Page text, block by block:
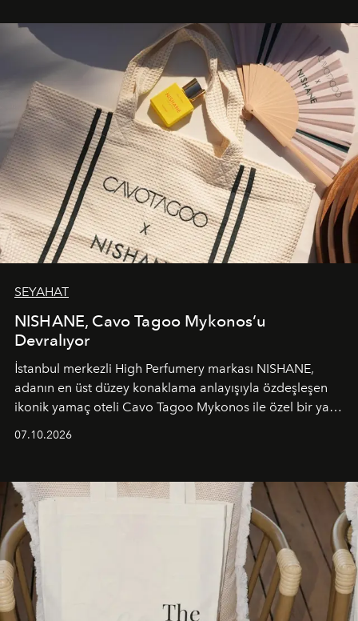
SEYAHAT
NISHANE, Cavo Tagoo Mykonos’u
Devralıyor
İstanbul merkezli High Perfumery markası NISHANE,
adanın en üst düzey konaklama anlayışıyla özdeşleşen
ikonik yamaç oteli Cavo Tagoo Mykonos ile özel bir yaz
buluşturarak markanın Cavo Tagoo’daki varlığını
sürükleyici ve mevsime özel bir deneyime dönüştürüyor.
07.10.2026